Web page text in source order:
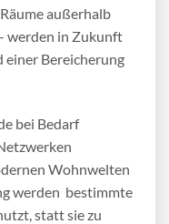
außerhalb
werden in Zukunft
einer Bereicherung
bei Bedarf
Wohnwelten
werden bestimmte
statt sie zu